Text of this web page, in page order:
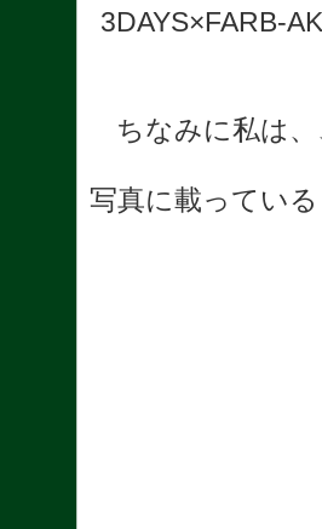
3DAYS×FARB-
ちなみに私は
写真に載ってい